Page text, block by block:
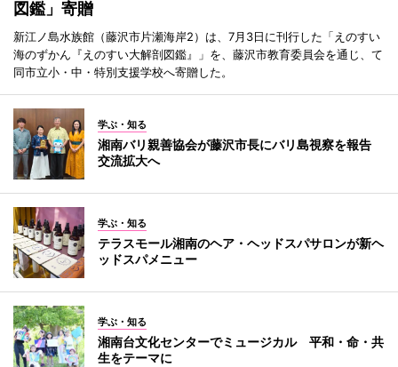
図鑑」寄贈
新江ノ島水族館（藤沢市片瀬海岸2）は、7月3日に刊行した「えのすい
海のずかん『えのすい大解剖図鑑』」を、藤沢市教育委員会を通じ、て
同市立小・中・特別支援学校へ寄贈した。
学ぶ・知る
湘南バリ親善協会が藤沢市長にバリ島視察を報告
交流拡大へ
学ぶ・知る
テラスモール湘南のヘア・ヘッドスパサロンが新ヘ
ッドスパメニュー
学ぶ・知る
湘南台文化センターでミュージカル 平和・命・共
生をテーマに